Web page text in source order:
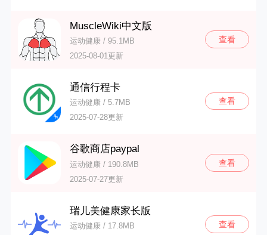
MuscleWiki中文版
运动健康 / 95.1MB
2025-08-01更新
查看
通信行程卡
运动健康 / 5.7MB
2025-07-28更新
查看
谷歌商店paypal
运动健康 / 190.8MB
2025-07-27更新
查看
瑞儿美健康家长版
运动健康 / 17.8MB
查看